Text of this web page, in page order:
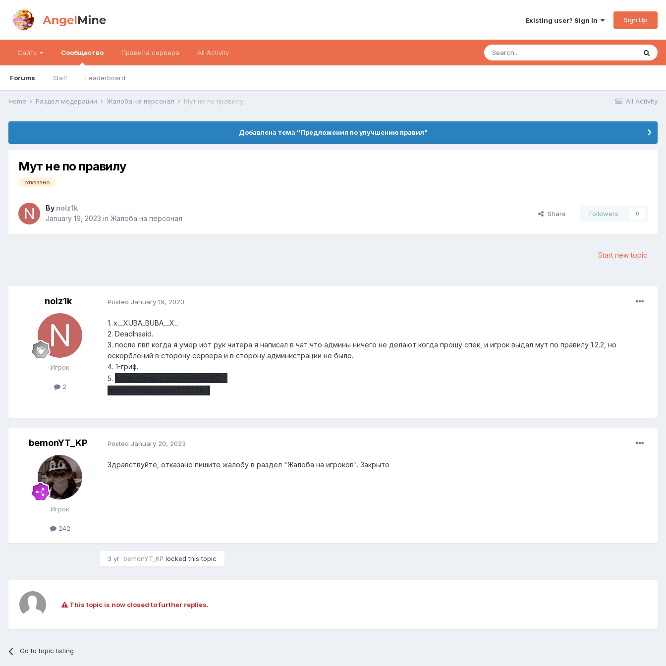
Existing user? Sign In Sign Up
Сайты Сообщество
Forums Staff Leaderboard
Правила сервера All Activity
All Activity
Home Раздел модерации Жалоба на персонал Мут не по правилу
Добавлена тема "Предложения по улучшению правил"
Мут не по правилу
отказано
By noiz1k
January 19, 2023 in Жалоба на персонал
Share Followers 0
Start new topic
noiz1k
Игрок
2
Posted January 19, 2023
1. x__XUBA_BUBA__X_.
2. DeadInsaid.
3. после пвп когда я умер иот рук читера я написал в чат что админы ничего не делают когда прошу спек, и игрок выдал мут по правилу 1.2.2, но
оскорблений в сторону сервера и в сторону администрации не было.
4. 1-гриф.
5.
bemonYT_KP
Игрок
242
Posted January 20, 2023
Здравствуйте, отказано пишите жалобу в раздел "Жалоба на игроков". Закрыто
3 yr bemonYT_KP locked this topic
This topic is now closed to further replies.
Go to topic listing